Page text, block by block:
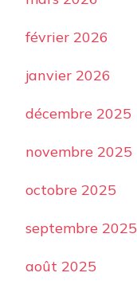
février 2026
janvier 2026
décembre 2025
novembre 2025
octobre 2025
septembre 2025
août 2025